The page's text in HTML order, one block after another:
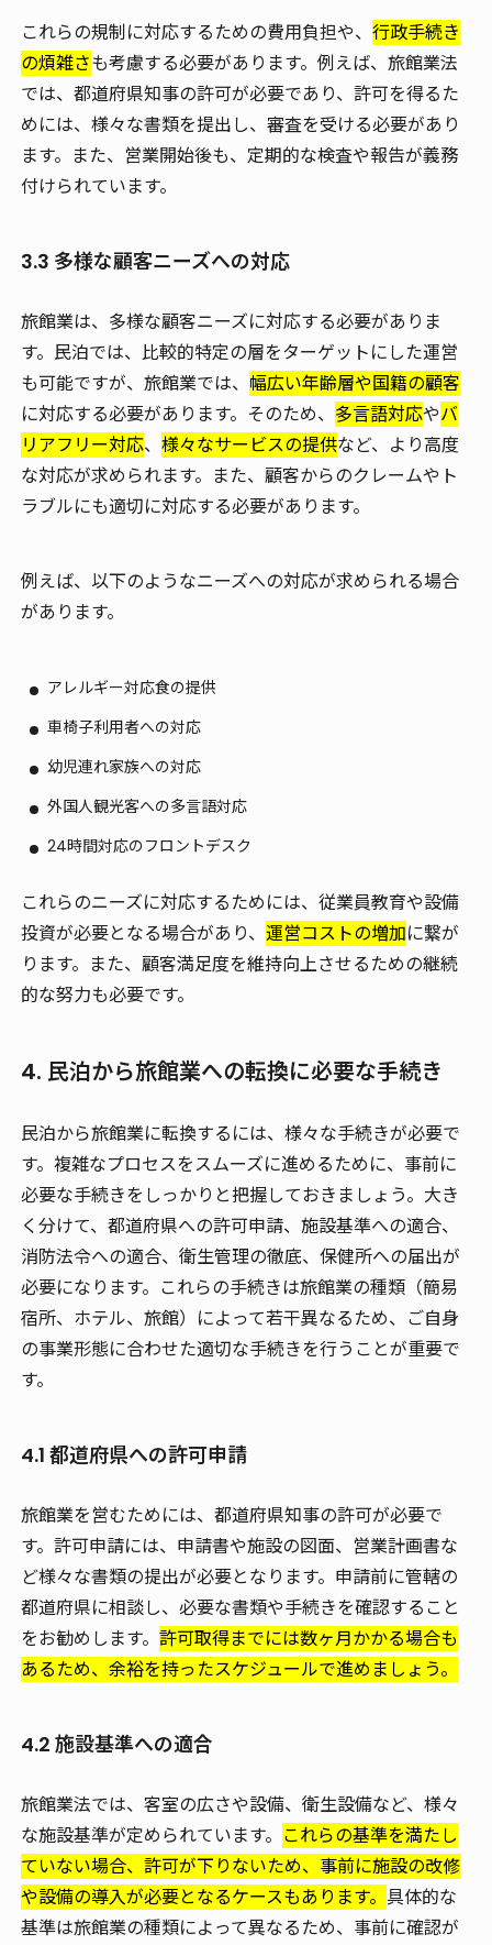
これらの規制に対応するための費用負担や、 行政手続き
の煩雑さも考慮する必要があります。例えば、旅館業法
では、都道府県知事の許可が必要であり、許可を得るた
めには、様々な書類を提出し、審査を受ける必要があり
ます。また、営業開始後も、定期的な検査や報告が義務
付けられています。
3.3 多様な顧客ニーズへの対応
旅館業は、多様な顧客ニーズに対応する必要がありま
す。民泊では、比較的特定の層をターゲットにした運営
も可能ですが、旅館業では、 幅広い年齢層や国籍の顧客
に対応する必要があります。そのため、 多言語対応やバ
リアフリー対応、 様々なサービスの提供など、より高度
な対応が求められます。また、顧客からのクレームやト
ラブルにも適切に対応する必要があります。
例えば、以下のようなニーズへの対応が求められる場合
があります。
アレルギー対応食の提供
車椅子利用者への対応
幼児連れ家族への対応
外国人観光客への多言語対応
24時間対応のフロントデスク
これらのニーズに対応するためには、 従業員教育や設備
投資が必要となる場合があり、 運営コストの増加に繋が
ります。また、顧客満足度を維持向上させるための継続
的な努力も必要です。
4. 民泊から旅館業への転換に必要な手続き
民泊から旅館業に転換するには、様々な手続きが必要で
す。複雑なプロセスをスムーズに進めるために、事前に
必要な手続きをしっかりと把握しておきましょう。大き
く分けて、都道府県への許可申請、施設基準への適合、
消防法令への適合、衛生管理の徹底、保健所への届出が
必要になります。これらの手続きは旅館業の種類（簡易
宿所、ホテル、旅館）によって若干異なるため、ご自身
の事業形態に合わせた適切な手続きを行うことが重要で
す。
4.1 都道府県への許可申請
旅館業を営むためには、都道府県知事の許可が必要で
す。許可申請には、申請書や施設の図面、営業計画書な
ど様々な書類の提出が必要となります。申請前に管轄の
都道府県に相談し、必要な書類や手続きを確認すること
をお勧めします。 許可取得までには数ヶ月かかる場合も
あるため、余裕を持ったスケジュールで進めましょう。
4.2 施設基準への適合
旅館業法では、客室の広さや設備、衛生設備など、様々
な施設基準が定められています。 これらの基準を満たし
ていない場合、許可が下りないため、事前に施設の改修
や設備の導入が必要となるケースもあります。 具体的な
基準は旅館業の種類によって異なるため、事前に確認が